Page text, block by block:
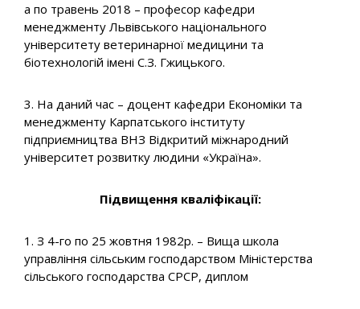
а по травень 2018 – професор кафедри
менеджменту Львівського національного
університету ветеринарної медицини та
біотехнологій імені С.З. Гжицького.
3. На даний час – доцент кафедри Економіки та
менеджменту Карпатського інституту
підприємництва ВНЗ Відкритий міжнародний
університет розвитку людини «Україна».
Підвищення кваліфікації:
1. З 4-го по 25 жовтня 1982р. – Вища школа
управління сільським господарством Міністерства
сільського господарства СРСР, диплом